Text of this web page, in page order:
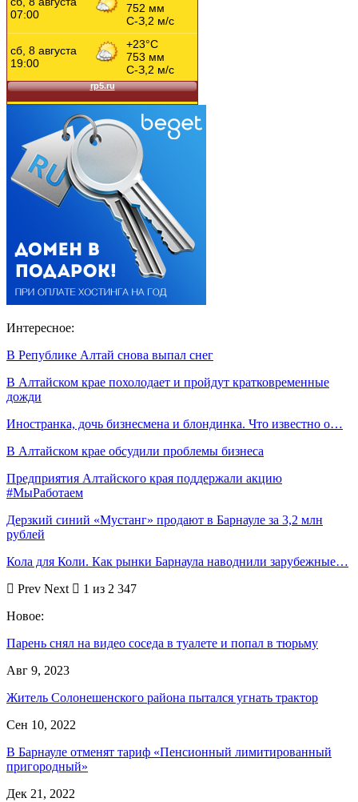
Интересное:
В Републике Алтай снова выпал снег
В Алтайском крае похолодает и пройдут кратковременные
дожди
Иностранка, дочь бизнесмена и блондинка. Что известно о…
В Алтайском крае обсудили проблемы бизнеса
Предприятия Алтайского края поддержали акцию
#МыРаботаем
Дерзкий синий «Мустанг» продают в Барнауле за 3,2 млн
рублей
Кола для Коли. Как рынки Барнаула наводнили зарубежные…
Prev Next
1 из 2 347
Новое:
Парень снял на видео соседа в туалете и попал в тюрьму
Авг 9, 2023
Житель Солонешенского района пытался угнать трактор
Сен 10, 2022
В Барнауле отменят тариф «Пенсионный лимитированный
пригородный»
Дек 21, 2022